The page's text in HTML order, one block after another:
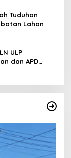
Tuduhan
Lahan
ULP
dan APD